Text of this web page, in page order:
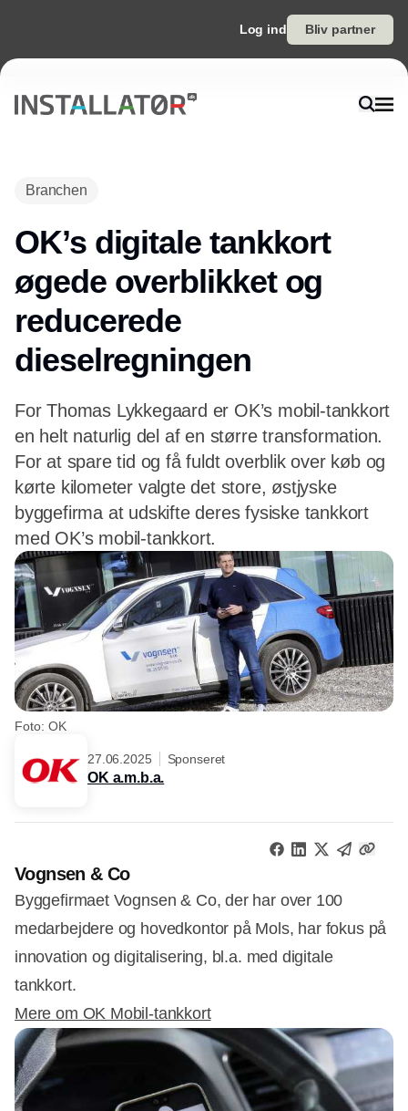
Log ind Bliv partner
Branchen
OK’s digitale tankkort
øgede overblikket og
reducerede
dieselregningen
For Thomas Lykkegaard er OK’s mobil-tankkort
en helt naturlig del af en større transformation.
For at spare tid og få fuldt overblik over køb og
kørte kilometer valgte det store, østjyske
byggefirma at udskifte deres fysiske tankkort
med OK’s mobil-tankkort.
Foto: OK
27.06.2025 Sponseret
OK a.m.b.a.
Vognsen & Co
Byggefirmaet Vognsen & Co, der har over 100
medarbejdere og hovedkontor på Mols, har fokus på
innovation og digitalisering, bl.a. med digitale
tankkort.
Mere om OK Mobil-tankkort